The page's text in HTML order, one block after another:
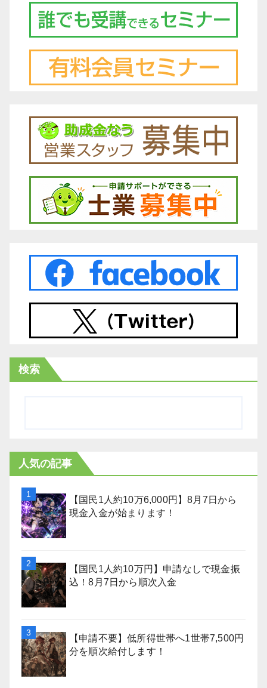
検索
人気の記事
【国民1人約10万6,000円】8月7日から
現金入金が始まります！
【国民1人約10万円】申請なしで現金振
込！8月7日から順次入金
【申請不要】低所得世帯へ1世帯7,500円
分を順次給付します！